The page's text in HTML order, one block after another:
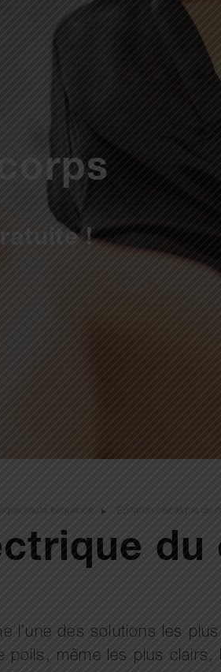
!
haute fréquence Épilation électrique du
du
l’une des solutions les
même les plus